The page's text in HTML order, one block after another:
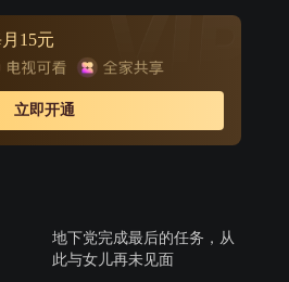
室的教授，让俞北平很苦恼。俞
高任务，一方面小心翼翼保护着
大女儿为保护他而牺牲，小女儿
明白：父亲是一名真正的共产党
涯。
15元
立即开通
地下党完成最后的任务，从
此与女儿再未见面